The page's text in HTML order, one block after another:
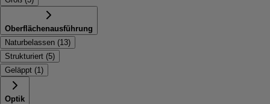
Oberflächenausführung
Naturbelassen (13)
Strukturiert (5)
Geläppt (1 )
Optik